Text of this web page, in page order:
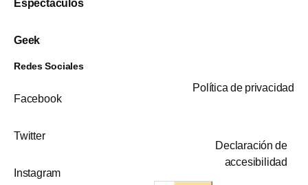
Espectáculos
Geek
Redes Sociales
Facebook
Twitter
Instagram
Política de privacidad
Declaración de
accesibilidad